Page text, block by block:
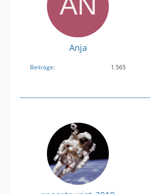
Anja
Beiträge 1.565